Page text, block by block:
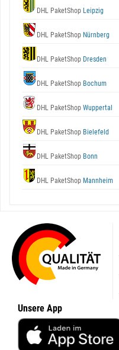
DHL PaketShop Leipzig
DHL PaketShop Nürnberg
DHL PaketShop Dresden
DHL PaketShop Bochum
DHL PaketShop Wuppertal
DHL PaketShop Bielefeld
DHL PaketShop Bonn
DHL PaketShop Mannheim
Unsere App